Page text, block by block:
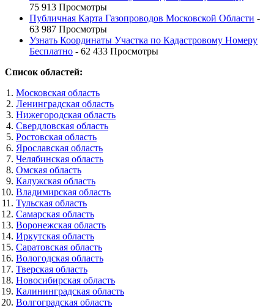
75 913 Просмотры
Публичная Карта Газопроводов Московской Области -
63 987 Просмотры
Узнать Координаты Участка по Кадастровому Номеру
Бесплатно - 62 433 Просмотры
Список областей:
Московская область
Ленинградская область
Нижегородская область
Свердловская область
Ростовская область
Ярославская область
Челябинская область
Омская область
Калужская область
Владимирская область
Тульская область
Самарская область
Воронежская область
Иркутская область
Саратовская область
Вологодская область
Тверская область
Новосибирская область
Калининградская область
Волгоградская область